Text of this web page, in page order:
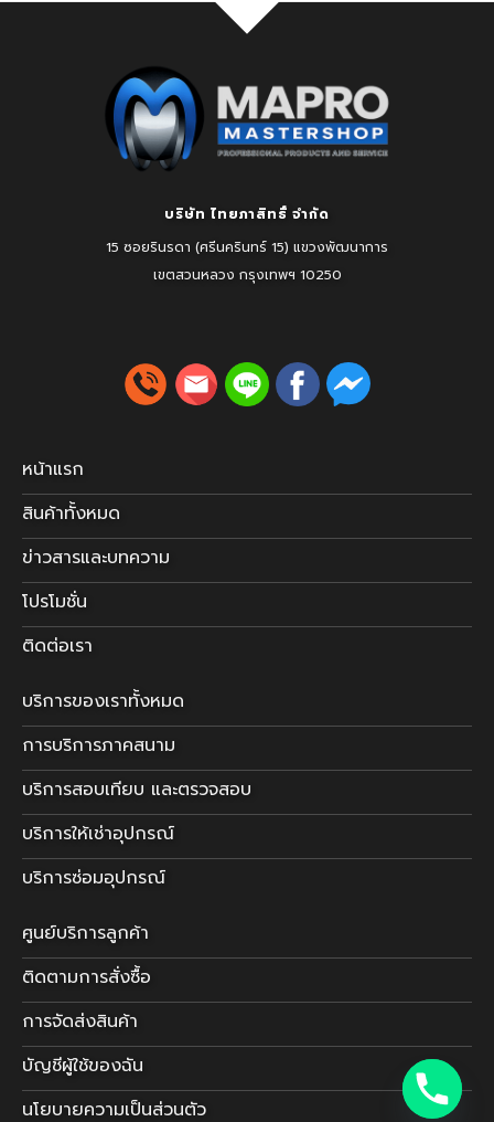
บริษัท ไทยภาสิทธิ์ จำกัด
15 ซอยรินรดา (ศรีนครินทร์ 15) แขวงพัฒนาการ
เขตสวนหลวง กรุงเทพฯ 10250
หน้าแรก
สินค้าทั้งหมด
ข่าวสารและบทความ
โปรโมชั่น
ติดต่อเรา
บริการของเราทั้งหมด
การบริการภาคสนาม
บริการสอบเทียบ และตรวจสอบ
บริการให้เช่าอุปกรณ์
บริการซ่อมอุปกรณ์
ศูนย์บริการลูกค้า
ติดตามการสั่งซื้อ
การจัดส่งสินค้า
บัญชีผู้ใช้ของฉัน
นโยบายความเป็นส่วนตัว